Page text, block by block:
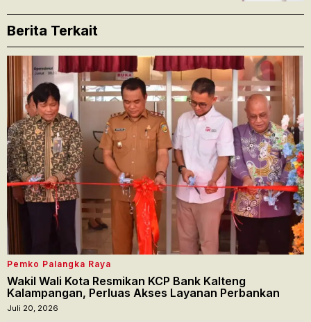
Berita Terkait
Pemko Palangka Raya
Wakil Wali Kota Resmikan KCP Bank Kalteng
Kalampangan, Perluas Akses Layanan Perbankan
Juli 20, 2026